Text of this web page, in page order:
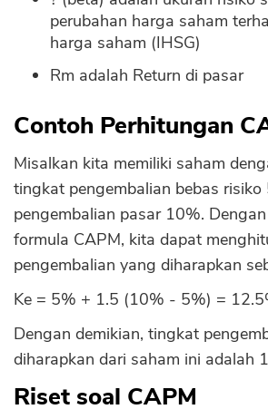
perubahan harga saham
harga saham (IHSG)
Rm adalah Return di pasar
Contoh Perhitungan
Misalkan kita memiliki saham
tingkat pengembalian bebas
pengembalian pasar 10%.
formula CAPM, kita dapat
pengembalian yang diharapkan
Ke = 5% + 1.5 (10% - 5%) =
Dengan demikian, tingkat
diharapkan dari saham ini adalah
Riset soal CAPM